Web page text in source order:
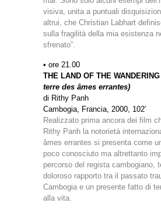
visiva, unita a puntuali
altrui, che Christian Labhart
sulla fragilità della mia esistenza
sfrenato”.
• ore 21.00
THE LAND OF THE
terre des âmes errantes)
di Rithy Panh
Cambogia, Francia, 2000, 102′
Realizzato prima ancora dei film
Rithy Panh la notorietà
âmes errantes si presenta come
poco conosciuto ma altrettanto
percorso del regista cambogiano,
doloroso rapporto tra il passato
Cambogia e un presente fatto di
alla vita.